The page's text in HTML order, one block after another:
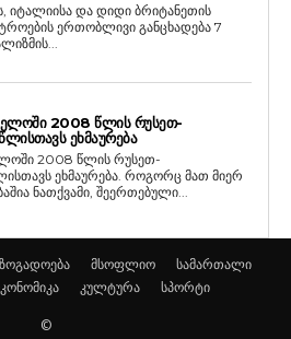
იტალიისა და დიდი ბრიტანეთის
ერთობლივი განცხადება 7
2008 ᲬᲚᲘᲡ ᲠᲣᲡᲔᲗ-
ᲔᲮᲛᲐᲣᲠᲔᲑᲐ
2008 წლის რუსეთ-
როგორც მათ მიერ
ნათქვამი, შეერთებული...
მსოფლიო
სამართალი
კულტურა სპორტი
©